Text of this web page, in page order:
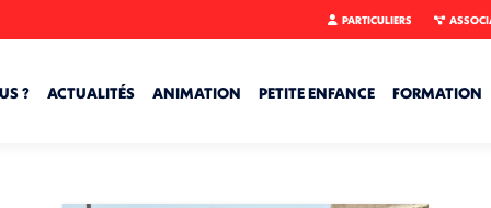
PARTICULIERS
? ACTUALITÉS ANIMATION PETITE ENFANCE FORMATION